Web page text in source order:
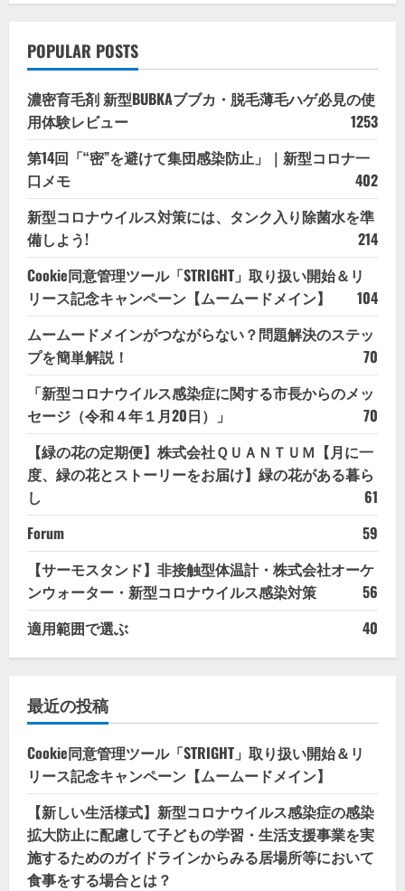
POPULAR POSTS
濃密育毛剤 新型BUBKAブブカ・脱毛薄毛ハゲ必見の使
用体験レビュー
1253
第14回「“密”を避けて集団感染防止」｜新型コロナ一
口メモ
402
新型コロナウイルス対策には、タンク入り除菌水を準
備しよう!
214
Cookie同意管理ツール「STRIGHT」取り扱い開始＆リ
リース記念キャンペーン【ムームードメイン】
104
ムームードメインがつながらない？問題解決のステッ
プを簡単解説！
70
「新型コロナウイルス感染症に関する市長からのメッ
セージ（令和４年１月20日）」
70
【緑の花の定期便】株式会社ＱＵＡＮＴＵＭ【月に一
度、緑の花とストーリーをお届け】緑の花がある暮ら
し
61
Forum
59
【サーモスタンド】非接触型体温計・株式会社オーケ
ンウォーター・新型コロナウイルス感染対策
56
適用範囲で選ぶ
40
最近の投稿
Cookie同意管理ツール「STRIGHT」取り扱い開始＆リ
リース記念キャンペーン【ムームードメイン】
【新しい生活様式】新型コロナウイルス感染症の感染
拡大防止に配慮して子どもの学習・生活支援事業を実
施するためのガイドラインからみる居場所等において
食事をする場合とは？